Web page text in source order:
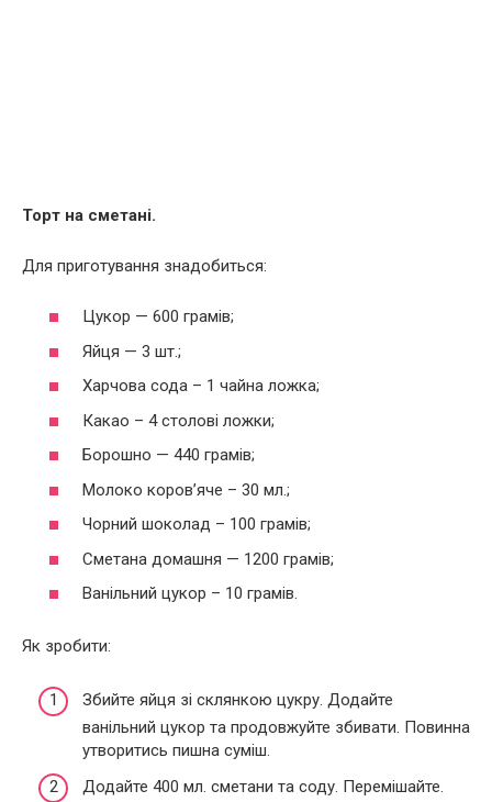
Торт на сметані.
Для приготування знадобиться:
Цукор — 600 грамів;
Яйця — 3 шт.;
Харчова сода – 1 чайна ложка;
Какао – 4 столові ложки;
Борошно — 440 грамів;
Молоко коров’яче – 30 мл.;
Чорний шоколад – 100 грамів;
Сметана домашня — 1200 грамів;
Ванільний цукор – 10 грамів.
Як зробити:
Збийте яйця зі склянкою цукру. Додайте
ванільний цукор та продовжуйте збивати. Повинна
утворитись пишна суміш.
Додайте 400 мл. сметани та соду. Перемішайте.